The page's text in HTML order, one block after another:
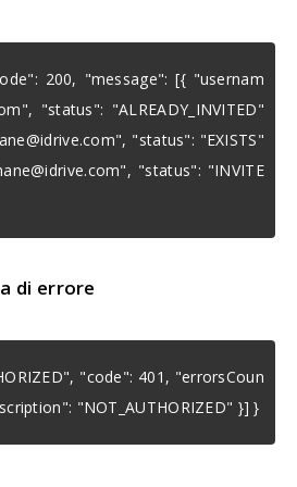
200, "message": [{ "usernam
", "status": "ALREADY_INVITED"
", "status": "EXISTS"
", "status": "INVITE
di errore
"code": 401, "errorsCoun
"NOT_AUTHORIZED" }] }